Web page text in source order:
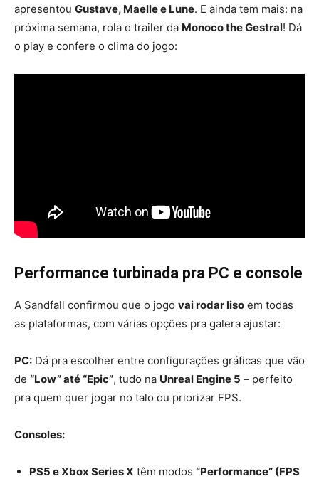
apresentou Gustave, Maelle e Lune. E ainda tem mais: na
próxima semana, rola o trailer da Monoco the Gestral! Dá
o play e confere o clima do jogo:
Performance turbinada pra PC e console
A Sandfall confirmou que o jogo vai rodar liso em todas
as plataformas, com várias opções pra galera ajustar:
PC: Dá pra escolher entre configurações gráficas que vão
de “Low” até “Epic”, tudo na Unreal Engine 5 – perfeito
pra quem quer jogar no talo ou priorizar FPS.
Consoles:
PS5 e Xbox Series X têm modos “Performance” (FPS